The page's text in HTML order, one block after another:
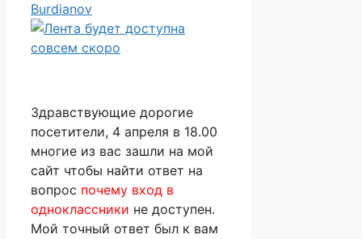
Burdianov
Здравствующие дорогие
посетители, 4 апреля в 18.00
многие из вас зашли на мой
сайт чтобы найти ответ на
вопрос почему вход в
одноклассники не доступен.
Мой точный ответ был к вам